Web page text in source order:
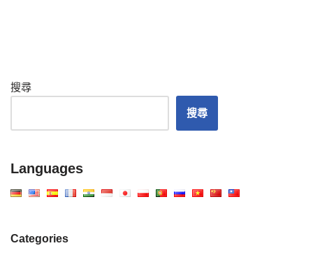
搜尋
搜尋
Languages
Categories